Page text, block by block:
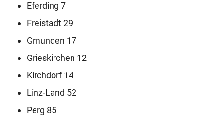
Eferding 7
Freistadt 29
Gmunden 17
Grieskirchen 12
Kirchdorf 14
Linz-Land 52
Perg 85